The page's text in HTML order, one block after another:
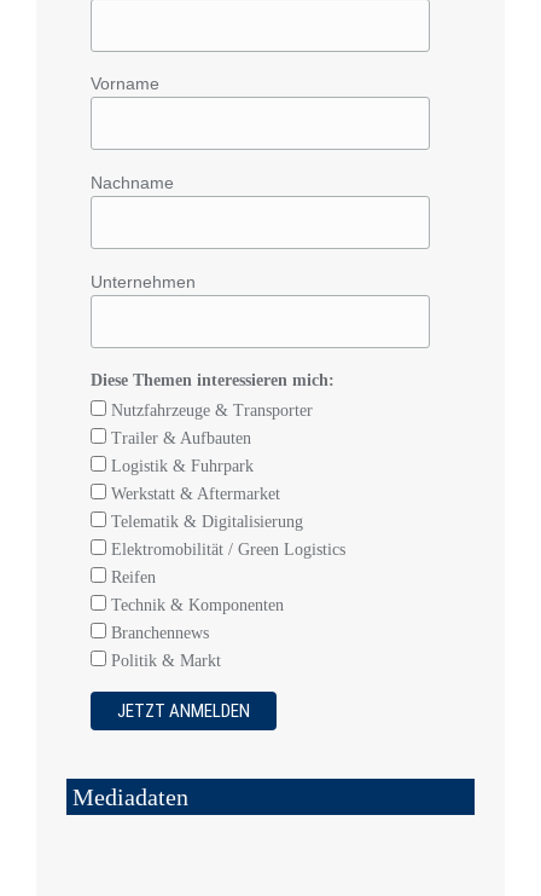
Vorname
Nachname
Unternehmen
Diese Themen interessieren mich:
Nutzfahrzeuge & Transporter
Trailer & Aufbauten
Logistik & Fuhrpark
Werkstatt & Aftermarket
Telematik & Digitalisierung
Elektromobilität / Green Logistics
Reifen
Technik & Komponenten
Branchennews
Politik & Markt
Mediadaten